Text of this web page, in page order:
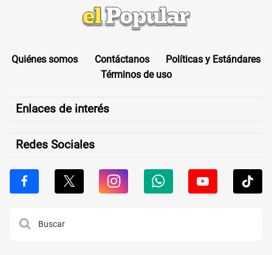
Quiénes somos Contáctanos
Políticas y Estándares
Términos de uso
Enlaces de interés
Redes Sociales